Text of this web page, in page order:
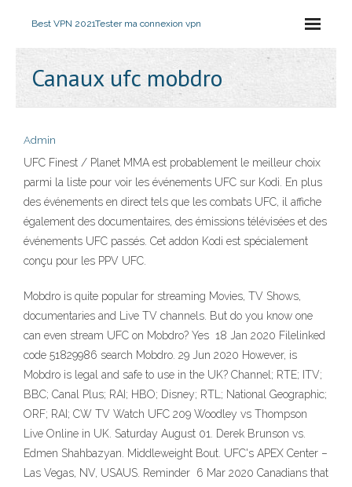
Best VPN 2021Tester ma connexion vpn
Canaux ufc mobdro
Admin
UFC Finest / Planet MMA est probablement le meilleur choix
parmi la liste pour voir les événements UFC sur Kodi. En plus
des événements en direct tels que les combats UFC, il affiche
également des documentaires, des émissions télévisées et des
événements UFC passés. Cet addon Kodi est spécialement
conçu pour les PPV UFC.
Mobdro is quite popular for streaming Movies, TV Shows,
documentaries and Live TV channels. But do you know one
can even stream UFC on Mobdro? Yes 18 Jan 2020 Filelinked
code 51829986 search Mobdro. 29 Jun 2020 However, is
Mobdro is legal and safe to use in the UK? Channel; RTE; ITV;
BBC; Canal Plus; RAI; HBO; Disney; RTL; National Geographic;
ORF; RAI; CW TV Watch UFC 209 Woodley vs Thompson
Live Online in UK. Saturday August 01. Derek Brunson vs.
Edmen Shahbazyan. Middleweight Bout. UFC's APEX Center –
Las Vegas, NV, USAUS. Reminder 6 Mar 2020 Canadians that